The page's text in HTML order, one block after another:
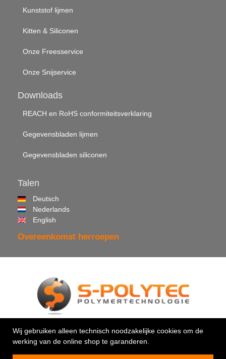
Kunststof lijmen
Kitten & Siliconen
Onze Freesservice
Onze Snijservice
Downloads
REACH en RoHS conformiteitsverklaring
Gegevensbladen lijmen
Gegevensbladen siliconen
Talen
Deutsch
Nederlands
English
Overeenkomst herroepen
© 2026 •S-Polytec GmbH
Uw vakman voor kunststoffen & kleefstoffen
Wij gebruiken alleen technisch noodzakelijke cookies om de
werking van de online shop te garanderen.